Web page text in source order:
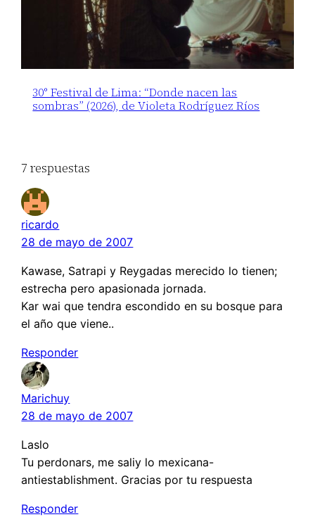
30° Festival de Lima: “Donde nacen las
sombras” (2026), de Violeta Rodríguez Ríos
7 respuestas
ricardo
28 de mayo de 2007
Kawase, Satrapi y Reygadas merecido lo tienen;
estrecha pero apasionada jornada.
Kar wai que tendra escondido en su bosque para
el año que viene..
Responder
Marichuy
28 de mayo de 2007
Laslo
Tu perdonars, me saliy lo mexicana-
antiestablishment. Gracias por tu respuesta
Responder